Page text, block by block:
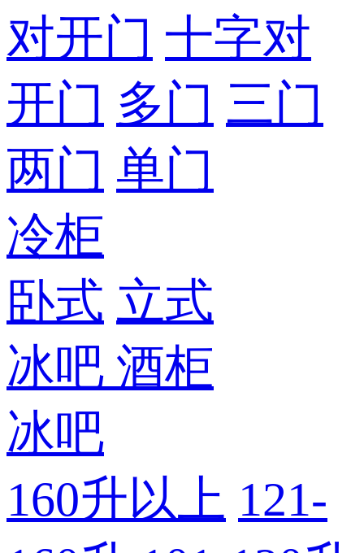
对开门 十字对
开门 多门 三门
两门 单门
冷柜
卧式 立式
冰吧 酒柜
冰吧
160升以上 121-